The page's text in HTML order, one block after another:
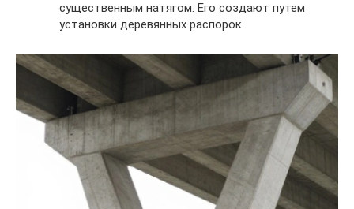
существенным натягом. Его создают путем
установки деревянных распорок.